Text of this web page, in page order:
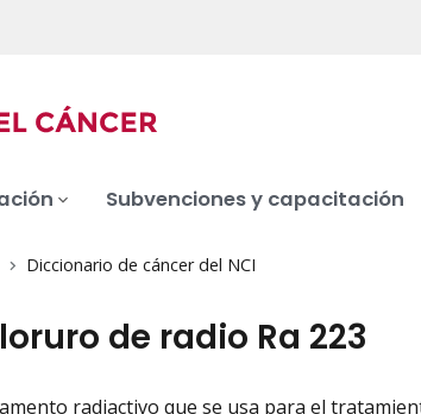
Subvenciones y capacitación
Diccionario de cáncer del NCI
de radio Ra 223
radiactivo que se usa para el